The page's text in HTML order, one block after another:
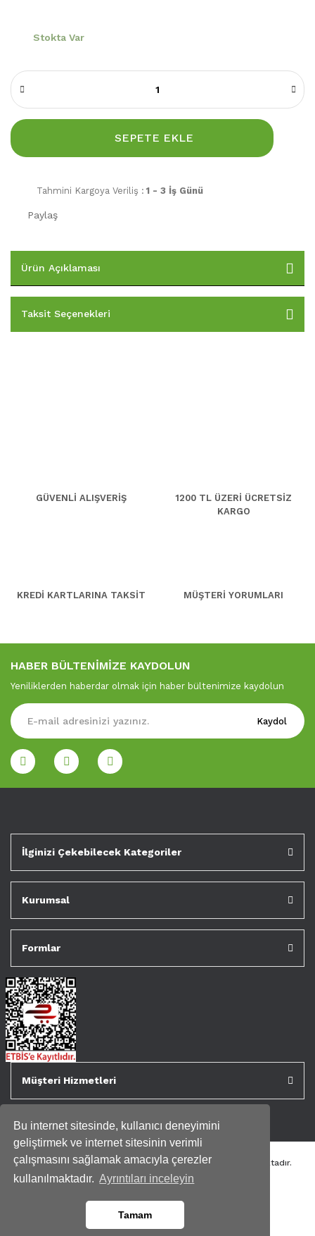
Bu internet sitesinde, kullanıcı deneyimini
geliştirmek ve internet sitesinin verimli
çalışmasını sağlamak amacıyla çerezler
kullanılmaktadır. Ayrıntıları inceleyin
Tamam
Stokta Var
SEPETE EKLE
Tahmini Kargoya Veriliş : 1 - 3 İş Günü
Paylaş
Ürün Açıklaması
Taksit Seçenekleri
GÜVENLİ ALIŞVERİŞ
1200 TL ÜZERİ ÜCRETSİZ
KARGO
KREDİ KARTLARINA TAKSİT MÜŞTERİ YORUMLARI
HABER BÜLTENİMİZE KAYDOLUN
Yeniliklerden haberdar olmak için haber bültenimize kaydolun
Kaydol
İlginizi Çekebilecek Kategoriler
Kurumsal
Formlar
Müşteri Hizmetleri
Tüm kredi kartı bilgileriniz 256bit SSL Sertifikası ile korunmaktadır.
Genispencere.com Tüm Hakları Saklıdır.